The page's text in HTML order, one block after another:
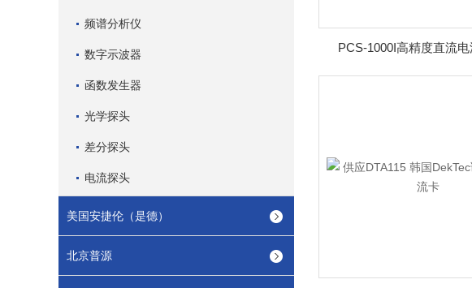
频谱分析仪
数字示波器
函数发生器
光学探头
差分探头
电流探头
美国安捷伦（是德）
北京普源
PCS-1000I高精度直流